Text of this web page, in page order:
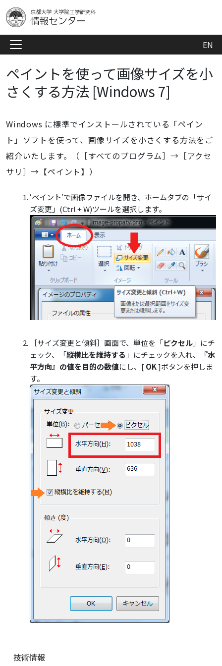
EN
ペイントを使って画像サイズを小
さくする方法 [Windows 7]
Windows に標準でインストールされている「ペイン
ト」ソフトを使って、画像サイズを小さくする方法をご
紹介いたします。（［すべてのプログラム］→［アクセ
サリ］→【ペイント】）
‘ペイント’で画像ファイルを開き、ホームタブの「サイ
ズ変更」(Ctrl + W)ツールを選択します。
［サイズ変更と傾斜］画面で、単位を「ピクセル」にチ
ェック、「縦横比を維持する 」にチェックを入れ、
『水
平方向』の値を目的の数値にし、[ OK]ボタンを押しま
す。
技術情報